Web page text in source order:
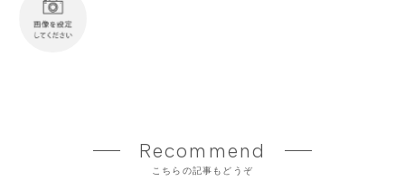
Recommend
こちらの記事もどうぞ